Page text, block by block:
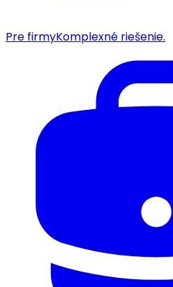
Pre firmyKomplexné riešenie.